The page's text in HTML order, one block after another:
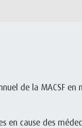
de la MACSF
en cause des